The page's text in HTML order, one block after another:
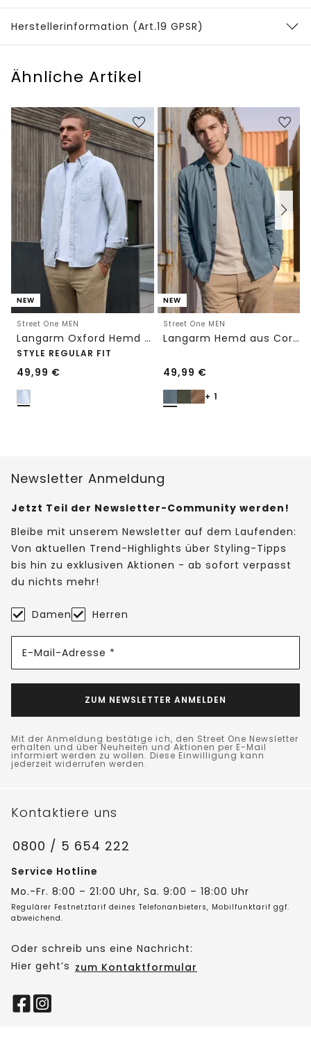
Herstellerinformation (Art.19 GPSR)
Ähnliche Artikel
NEW
Street One MEN
Langarm Oxford Hemd mit Streifenmuster
STYLE REGULAR FIT
49,99 €
NEW
Street One MEN
Langarm Hemd aus Cord in Unifarbe
49,99 €
+ 1
Newsletter Anmeldung
Jetzt Teil der Newsletter-Community werden!
Bleibe mit unserem Newsletter auf dem Laufenden:
Von aktuellen Trend-Highlights über Styling-Tipps
bis hin zu exklusiven Aktionen - ab sofort verpasst
du nichts mehr!
Damen Herren
E-Mail-Adresse *
ZUM NEWSLETTER ANMELDEN
Mit der Anmeldung bestätige ich, den Street One Newsletter
erhalten und über Neuheiten und Aktionen per E-Mail
informiert werden zu wollen. Diese Einwilligung kann
jederzeit widerrufen werden.
Kontaktiere uns
0800 / 5 654 222
Service Hotline
Mo.-Fr. 8:00 – 21:00 Uhr, Sa. 9:00 – 18:00 Uhr
Regulärer Festnetztarif deines Telefonanbieters, Mobilfunktarif ggf.
abweichend.
Oder schreib uns eine Nachricht:
Hier geht’s zum Kontaktformular